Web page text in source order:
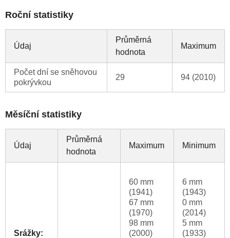
Roční statistiky
Údaj
Průměrná
hodnota
Maximum
Počet dní se sněhovou
pokrývkou
29 94 (2010)
Měsíční statistiky
Údaj
Průměrná
hodnota
Maximum Minimum
Srážky:
60 mm
(1941)
67 mm
(1970)
98 mm
(2000)
6 mm
(1943)
0 mm
(2014)
5 mm
(1933)